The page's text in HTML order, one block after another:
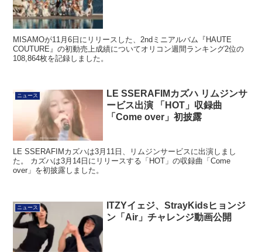
MISAMOが11月6日にリリースした、2ndミニアルバム『HAUTE
COUTURE』の初動売上成績についてオリコン週間ランキング2位の
108,864枚を記録しました。
ニュース
LE SSERAFIMカズハ リムジンサ
ービス出演 「HOT」収録曲
「Come over」初披露
LE SSERAFIMカズハは3月11日、リムジンサービスに出演しまし
た。 カズハは3月14日にリリースする「HOT」の収録曲「Come
over」を初披露しました。
ニュース
ITZYイェジ、StrayKidsヒョンジ
ン「Air」チャレンジ動画公開